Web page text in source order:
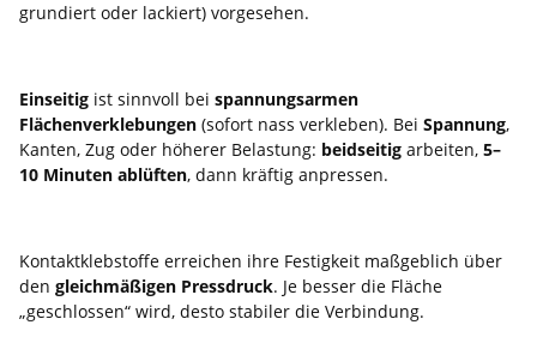
grundiert oder lackiert) vorgesehen.
Einseitig ist sinnvoll bei spannungsarmen
Flächenverklebungen (sofort nass verkleben). Bei Spannung,
Kanten, Zug oder höherer Belastung: beidseitig arbeiten, 5–
10 Minuten ablüften, dann kräftig anpressen.
Kontaktklebstoffe erreichen ihre Festigkeit maßgeblich über
den gleichmäßigen Pressdruck. Je besser die Fläche
„geschlossen“ wird, desto stabiler die Verbindung.